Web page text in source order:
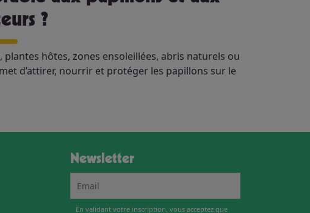
?
hôtes, zones ensoleillées, abris naturels ou
d’attirer, nourrir et protéger les papillons sur le
Newsletter
En validant votre inscription, vous acceptez que